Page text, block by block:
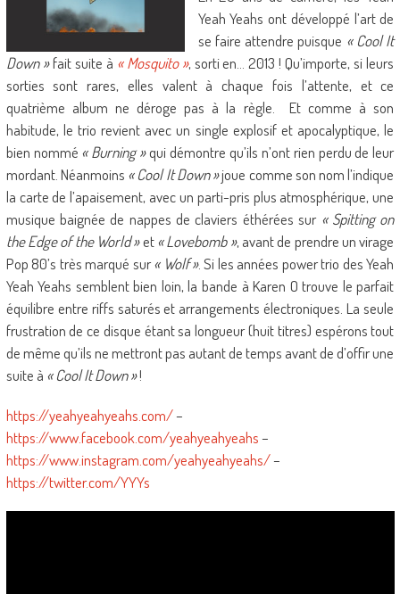
Yeah Yeahs ont développé l’art de
se faire attendre puisque « Cool It
Down »fait suite à « Mosquito », sorti en… 2013 ! Qu’importe, si leurs
sorties sont rares, elles valent à chaque fois l’attente, et ce
quatrième album ne déroge pas à la règle. Et comme à son
habitude, le trio revient avec un single explosif et apocalyptique, le
bien nommé « Burning »qui démontre qu’ils n’ont rien perdu de leur
mordant. Néanmoins « Cool It Down »joue comme son nom l’indique
la carte de l’apaisement, avec un parti-pris plus atmosphérique, une
musique baignée de nappes de claviers éthérées sur « Spitting on
the Edge of the World »et« Lovebomb », avant de prendre un virage
Pop 80’s très marqué sur« Wolf ». Si les années power trio des Yeah
Yeah Yeahs semblent bien loin, la bande à Karen O trouve le parfait
équilibre entre riffs saturés et arrangements électroniques. La seule
frustration de ce disque étant sa longueur (huit titres) espérons tout
de même qu’ils ne mettront pas autant de temps avant de d’offir une
suite à « Cool It Down »!
https://yeahyeahyeahs.com/–
https://www.facebook.com/yeahyeahyeahs–
https://www.instagram.com/yeahyeahyeahs/–
https://twitter.com/YYYs